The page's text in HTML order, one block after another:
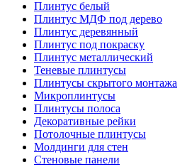
Плинтус белый
Плинтус МДФ под дерево
Плинтус деревянный
Плинтус под покраску
Плинтус металлический
Теневые плинтусы
Плинтусы скрытого монтажа
Микроплинтусы
Плинтусы полоса
Декоративные рейки
Потолочные плинтусы
Молдинги для стен
Стеновые панели